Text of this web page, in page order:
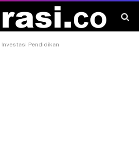
Investasi Pendidikan